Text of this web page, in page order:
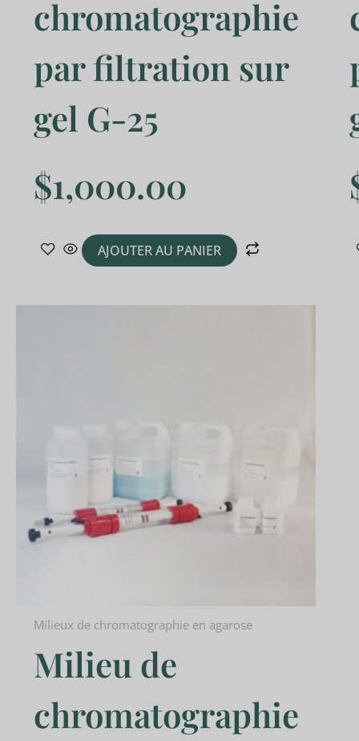
chromatographie
par filtration sur
gel G-25
$1,000.00
AJOUTER AU PANIER
Milieux de chromatographie en agarose
Milieu de
chromatographie